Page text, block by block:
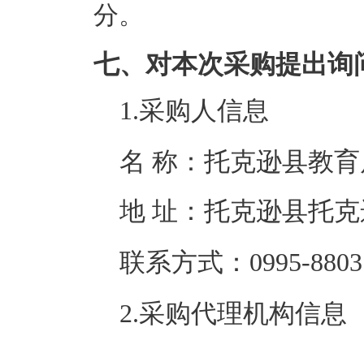
分。
七、对本次采购提出
1.采购人信息
名 称： 托克逊县教
地 址： 托克逊县托
联系方式： 0995-
2.采购代理机构信息